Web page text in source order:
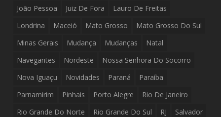
João Pessoa
Juiz De Fora
Lauro De Freitas
Londrina
Maceió Mato Grosso
Mato Grosso Do Sul
Minas Gerais
Mudança Mudanças
Natal
Navegantes
Nordeste
Nossa Senhora Do Socorro
Nova Iguaçu
Novidades Paraná
Paraíba
Parnamirim
Pinhais Porto Alegre
Rio De Janeiro
Rio Grande Do Norte
Rio Grande Do Sul RJ
Salvador